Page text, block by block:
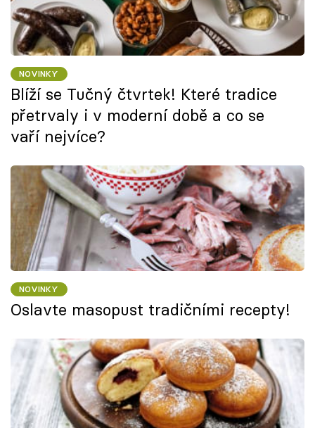
NOVINKY
Blíží se Tučný čtvrtek! Které tradice
přetrvaly i v moderní době a co se
vaří nejvíce?
NOVINKY
Oslavte masopust tradičními recepty!